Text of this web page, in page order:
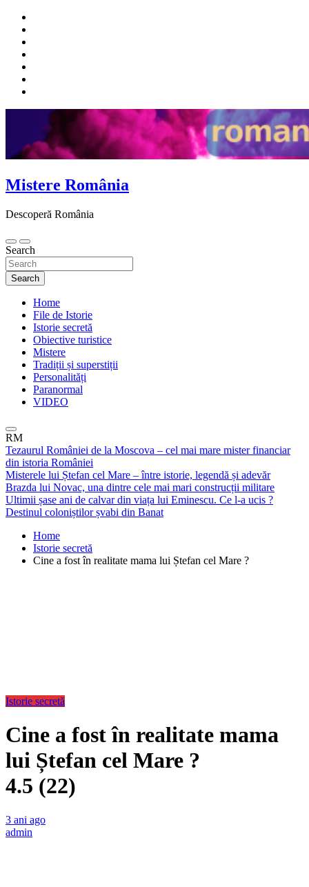
Skip
content
Mistere România
Descoperă România
Search
Search
Home
File de Istorie
Istorie secretă
Obiective turistice
Mistere
Tradiții și superstiții
Personalități
Paranormal
VIDEO
RM
Tezaurul României de la Moscova – cel mai mare mister financiar
din istoria României
Misterele lui Ștefan cel Mare – între istorie, legendă și adevăr
Brazda lui Novac, una dintre cele mai mari construcții militare
Ultimii șase ani de calvar din viața lui Eminescu. Ce l-a ucis ?
Destinul coloniștilor șvabi din Banat
Home
Istorie secretă
Cine a fost în realitate mama lui Ștefan cel Mare ?
Istorie secretă
Cine a fost în realitate mama
lui Ștefan cel Mare ?
4.5 (22)
3 ani ago
admin